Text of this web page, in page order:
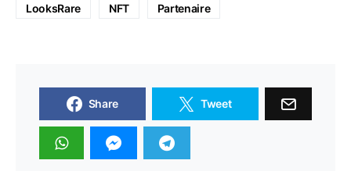
LooksRare NFT Partenaire
Share Tweet